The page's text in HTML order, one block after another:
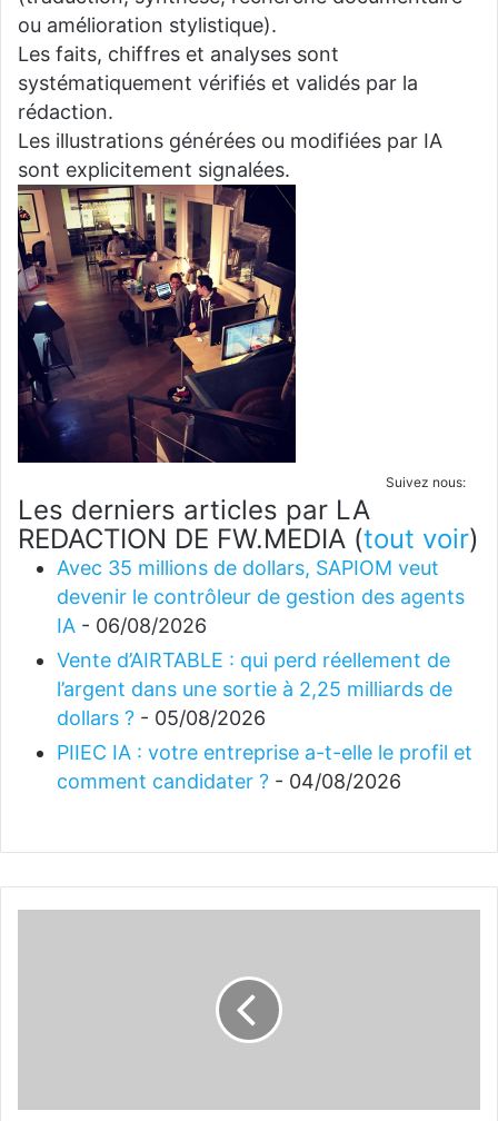
ou amélioration stylistique).
Les faits, chiffres et analyses sont
systématiquement vérifiés et validés par la
rédaction.
Les illustrations générées ou modifiées par IA
sont explicitement signalées.
Suivez nous:
Les derniers articles par LA
REDACTION DE FW.MEDIA (tout voir)
Avec 35 millions de dollars, SAPIOM veut
devenir le contrôleur de gestion des agents
IA - 06/08/2026
Vente d’AIRTABLE : qui perd réellement de
l’argent dans une sortie à 2,25 milliards de
dollars ? - 05/08/2026
PIIEC IA : votre entreprise a-t-elle le profil et
comment candidater ? - 04/08/2026